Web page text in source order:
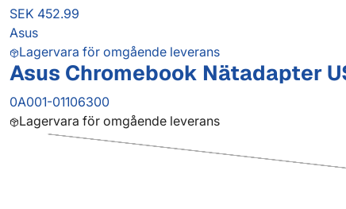
SEK 452.99
Asus
Lagervara för omgående leverans
Asus Chromebook Nätadapter
0A001-01106300
Lagervara för omgående leverans